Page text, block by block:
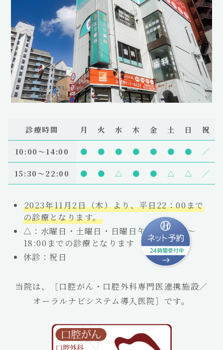
診療時間 月 火 水 木 金 土 日 祝
10:00〜14:00 ● ● ● ● ● ● ● ／
15:30～22:00 ● ● △ ● ● △ △ ／
2023年11月2日（木）より、平日22：00まで
の診療となります。
△：水曜日・土曜日・日曜日午後は15:00～
18:00までの診療となります
休診：祝日
当院は、［口腔がん・口腔外科専門医連携施設／
オーラルナビシステム導入医院］です。